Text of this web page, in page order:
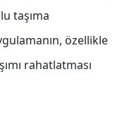
taşıma
özellikle
rahatlatması